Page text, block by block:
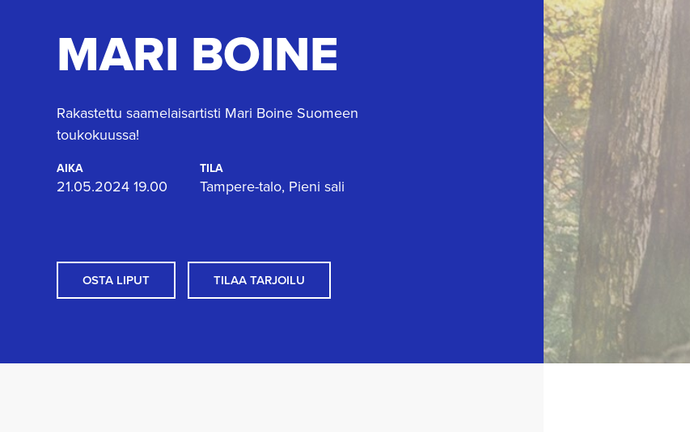
MARI BOINE
Rakastettu saamelaisartisti Mari Boine Suomeen
toukokuussa!
AIKA
21.05.2024 19.00
TILA
Tampere-talo, Pieni sali
OSTA LIPUT TILAA TARJOILU